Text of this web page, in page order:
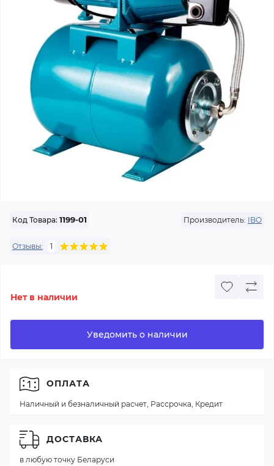
Код Товара: 1199-01 Производитель: IBO
Отзывы: 1
Нет в наличии
Уведомить о наличии
ОПЛАТА
Наличный и безналичный расчет, Рассрочка, Кредит
ДОСТАВКА
в любую точку Беларуси